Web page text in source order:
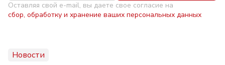
Оставляя свой e-mail, вы даете свое согласие на
сбор, обработку и хранение ваших персональных данных
Новости